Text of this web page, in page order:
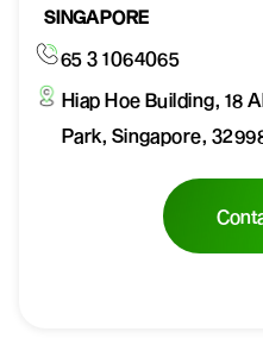
SINGAPORE
65 3 1064065
Hiap Hoe Building, 18
Park, Singapore,